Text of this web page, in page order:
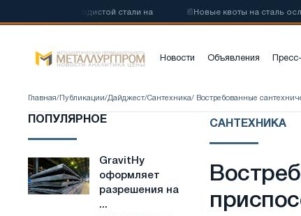
низкоуглеродистой стали на Новые квоты на сталь
Новости Объявления
Главная/ Публикации/Дайджест/Сантехника/ Востребованные
ПОПУЛЯРНОЕ
GravitHy
оформляет
разрешения
GravitHy
оформляет
разрешения на
...
САНТЕХНИКА